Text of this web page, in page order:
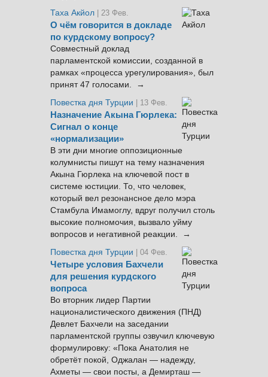
Таха Акйол | 23 Фев.
О чём говорится в докладе
по курдскому вопросу?
Совместный доклад
парламентской комиссии, созданной в
рамках «процесса урегулирования», был
принят 47 голосами. →
Повестка дня Турции
| 13 Фев.
Назначение Акына Гюрлека:
Сигнал о конце
«нормализации»
В эти дни многие оппозиционные
колумнисты пишут на тему назначения
Акына Гюрлека на ключевой пост в
системе юстиции. То, что человек,
который вел резонансное дело мэра
Стамбула Имамоглу, вдруг получил столь
высокие полномочия, вызвало уйму
вопросов и негативной реакции. →
Повестка дня Турции
| 04 Фев.
Четыре условия Бахчели
для решения курдского
вопроса
Во вторник лидер Партии
националистического движения (ПНД)
Девлет Бахчели на заседании
парламентской группы озвучил ключевую
формулировку: «Пока Анатолия не
обретёт покой, Оджалан — надежду,
Ахметы — свои посты, а Демирташ —